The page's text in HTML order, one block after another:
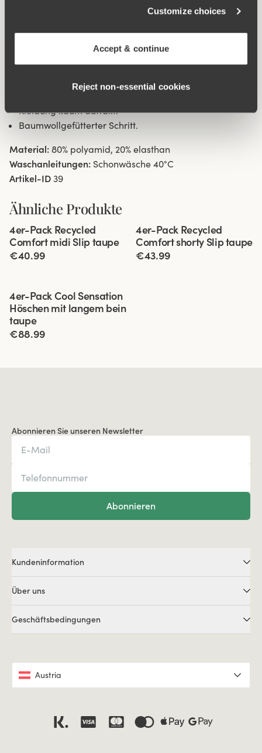
Customize choices
Accept & continue
Reject non‑essential cookies
Minimalistischer, glatter Look.
Weiches, stabiles Material, das nicht verrutscht.
Flatlock-Nähte an Taillen- und Beinabschluss sorgen
Kleidung kaum auffällt.
Baumwollgefütterter Schritt.
Material: 80% polyamid, 20% elasthan
Waschanleitungen: Schonwäsche 40°C
Artikel-ID 39
Ähnliche Produkte
Viewing image 1 of 3
4er-Pack Recycled
Comfort midi Slip taupe
€40.99
Viewing image 1 of 3
4er-Pack Recycled
Comfort shorty Slip taupe
€43.99
Viewing image 1 of 3
4er-Pack Cool Sensation
Höschen mit langem bein
taupe
€88.99
Abonnieren Sie unseren Newsletter
Abonnieren
Kundeninformation
Über uns
Geschäftsbedingungen
Austria